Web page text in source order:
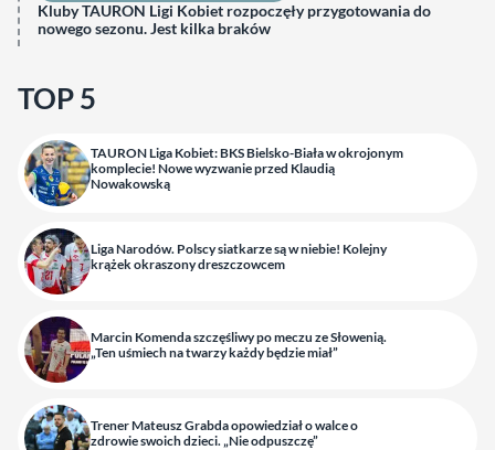
Kluby TAURON Ligi Kobiet rozpoczęły przygotowania do
nowego sezonu. Jest kilka braków
TOP 5
TAURON Liga Kobiet: BKS Bielsko-Biała w okrojonym
komplecie! Nowe wyzwanie przed Klaudią
Nowakowską
Liga Narodów. Polscy siatkarze są w niebie! Kolejny
krążek okraszony dreszczowcem
Marcin Komenda szczęśliwy po meczu ze Słowenią.
„Ten uśmiech na twarzy każdy będzie miał”
Trener Mateusz Grabda opowiedział o walce o
zdrowie swoich dzieci. „Nie odpuszczę”